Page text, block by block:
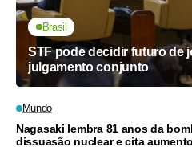
Brasil
STF pode decidir futuro de
julgamento conjunto
Mundo
Nagasaki lembra 81 anos da
dissuasão nuclear e cita